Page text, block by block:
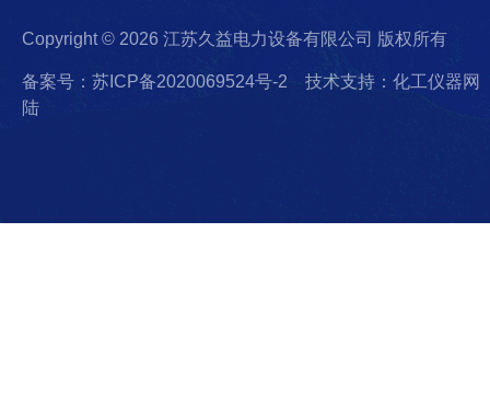
Copyright © 2026 江苏久益电力设备有限公司 版权所有
备案号：苏ICP备2020069524号-2
技术支持：化工仪器网
陆